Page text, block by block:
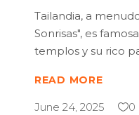
Tailandia, a
Sonrisas", es
templos y su rico
READ MORE
June 24, 2025
0